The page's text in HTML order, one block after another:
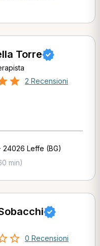
Torre
2 Recensioni
24026 Leffe (BG)
min)
0 Recensioni